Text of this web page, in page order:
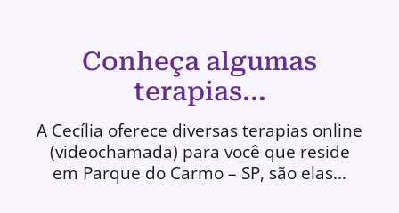
Conheça algumas
terapias...
A Cecília oferece diversas terapias online
(videochamada) para você que reside
em Parque do Carmo – SP, são elas...